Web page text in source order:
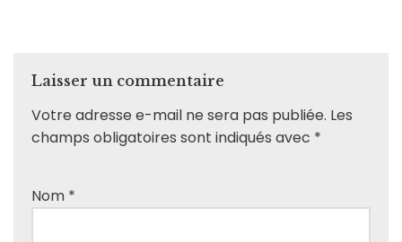
Laisser un commentaire
Votre adresse e-mail ne sera pas publiée. Les
champs obligatoires sont indiqués avec *
Nom *